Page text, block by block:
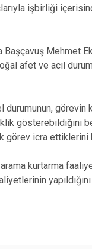
işbirliği
Başçavuş Mehmet
afet ve acil
görevin
gösterebildiğini
görev icra ettiklerini
kurtarma